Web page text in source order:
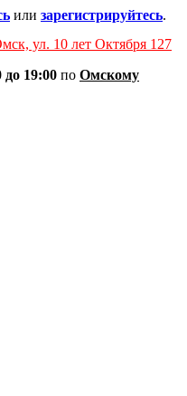
или зарегистрируйтесь.
ул. 10 лет Октября 127
до 19:00 по Омскому